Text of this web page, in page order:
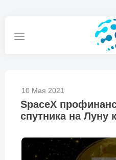
10 Мая 2021
SpaceX
спутника на Луну